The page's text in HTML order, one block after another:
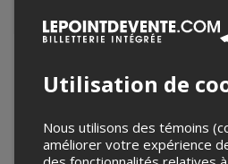
−Utilisation de
Nous utilisons des témoins
améliorer votre expérience